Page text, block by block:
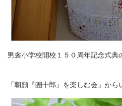
男衾小学校開校１５０周年記念式典
「朝顔『團十郎』を楽しむ会」か